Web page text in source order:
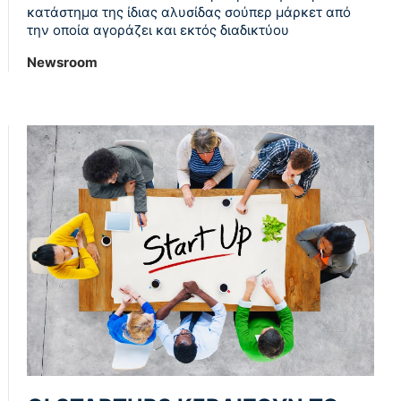
κατάστημα της ίδιας αλυσίδας σούπερ μάρκετ από
την οποία αγοράζει και εκτός διαδικτύου
Newsroom